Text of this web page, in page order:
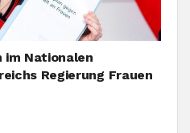
im Nationalen
Regierung Frauen